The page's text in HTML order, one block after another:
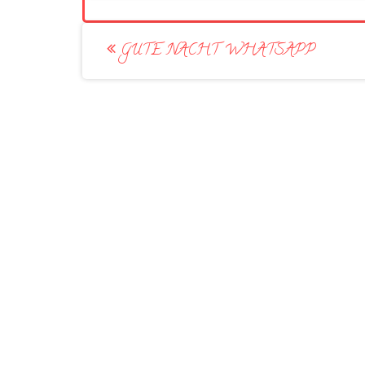
Post
navigation
GUTE NACHT WHATSAPP